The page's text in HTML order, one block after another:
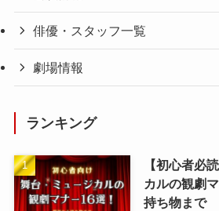
俳優・スタッフ一覧
劇場情報
ランキング
【初心者必
カルの観劇
持ち物まで